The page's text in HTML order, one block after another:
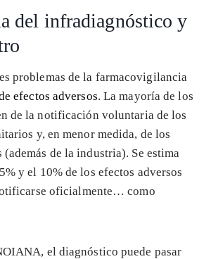
del infradiagnóstico y
problemas de la farmacovigilancia
efectos adversos. La mayoría de los
de la notificación voluntaria de los
y, en menor medida, de los
de la industria). Se estima
y el 10% de los efectos adversos
oficialmente… como
el diagnóstico puede pasar